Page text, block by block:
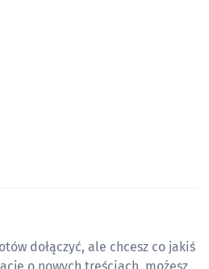
dołączyć, ale chcesz co jakiś